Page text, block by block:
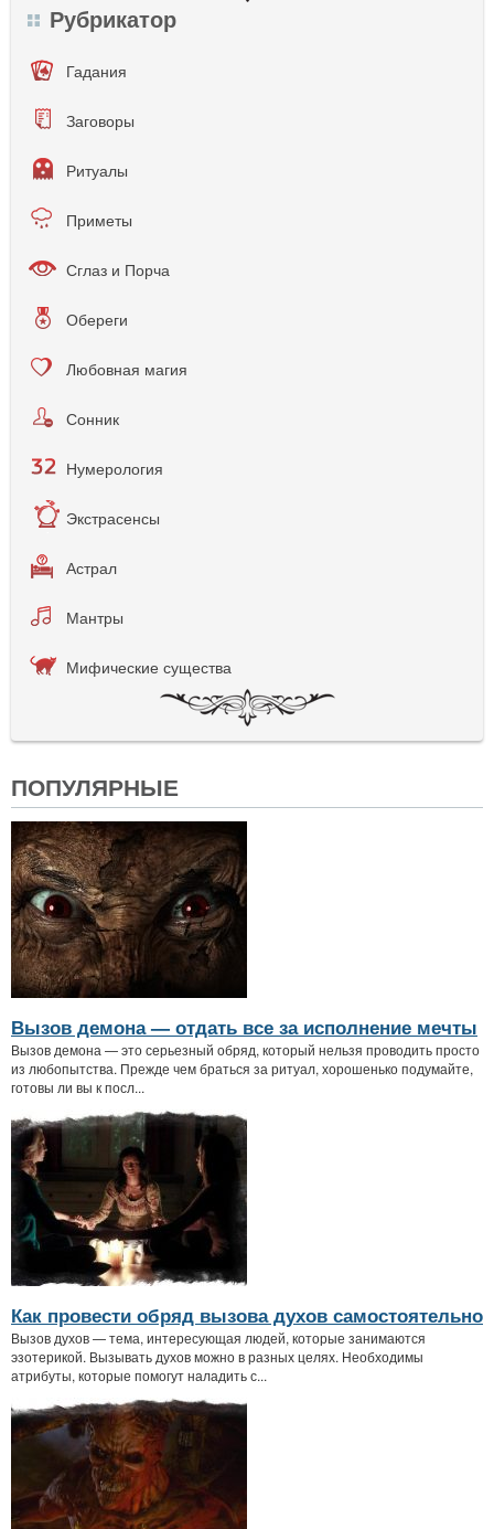
Рубрикатор
Гадания
Заговоры
Ритуалы
Приметы
Сглаз и Порча
Обереги
Любовная магия
Сонник
Нумерология
Экстрасенсы
Астрал
Мантры
Мифические существа
ПОПУЛЯРНЫЕ
Вызов демона — отдать все за исполнение мечты
Вызов демона — это серьезный обряд, который нельзя проводить просто
из любопытства. Прежде чем браться за ритуал, хорошенько подумайте,
готовы ли вы к посл...
Как провести обряд вызова духов самостоятельно
Вызов духов — тема, интересующая людей, которые занимаются
эзотерикой. Вызывать духов можно в разных целях. Необходимы
атрибуты, которые помогут наладить с...